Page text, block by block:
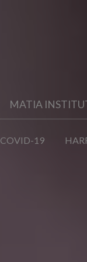
MATIA
COVID-19